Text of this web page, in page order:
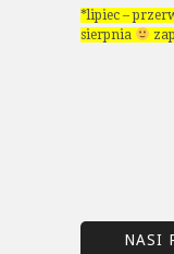
*lipiec –
sierpnia
NASI